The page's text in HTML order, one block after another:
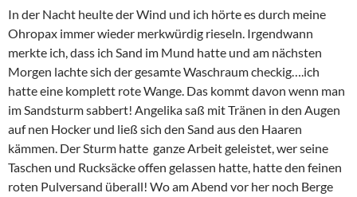
In der Nacht heulte der Wind und ich hörte es durch meine
Ohropax immer wieder merkwürdig rieseln. Irgendwann
merkte ich, dass ich Sand im Mund hatte und am nächsten
Morgen lachte sich der gesamte Waschraum checkig….ich
hatte eine komplett rote Wange. Das kommt davon wenn man
im Sandsturm sabbert! Angelika saß mit Tränen in den Augen
auf nen Hocker und ließ sich den Sand aus den Haaren
kämmen. Der Sturm hatte ganze Arbeit geleistet, wer seine
Taschen und Rucksäcke offen gelassen hatte, hatte den feinen
roten Pulversand überall! Wo am Abend vor her noch Berge